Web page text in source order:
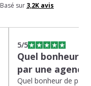
Basé sur 3,2Kavis
5/5
Quel bonheur
par une
Quel bonheur de